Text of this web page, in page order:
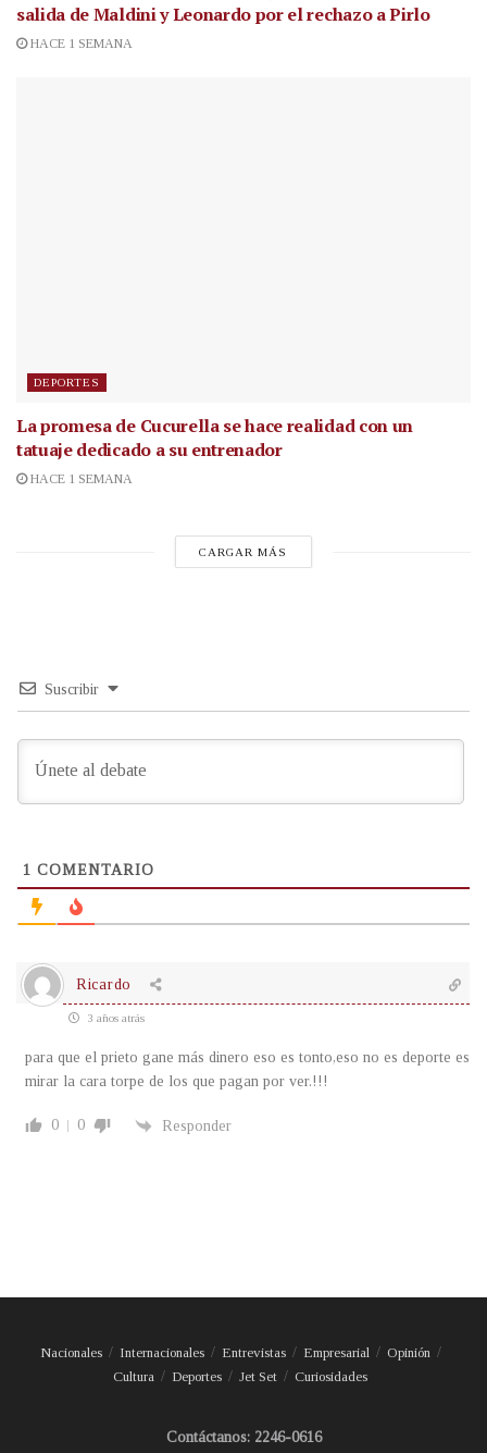
salida de Maldini y Leonardo por el rechazo a Pirlo
HACE 1 SEMANA
DEPORTES
La promesa de Cucurella se hace realidad con un
tatuaje dedicado a su entrenador
HACE 1 SEMANA
CARGAR MÁS
Suscribir
1 COMENTARIO
Ricardo
3 años atrás
para que el prieto gane más dinero eso es tonto,eso no es deporte es
mirar la cara torpe de los que pagan por ver.!!!
0 0 Responder
Nacionales Internacionales Entrevistas Empresarial
Opinión
Cultura
Deportes Jet Set Curiosidades
Contáctanos: 2246-0616